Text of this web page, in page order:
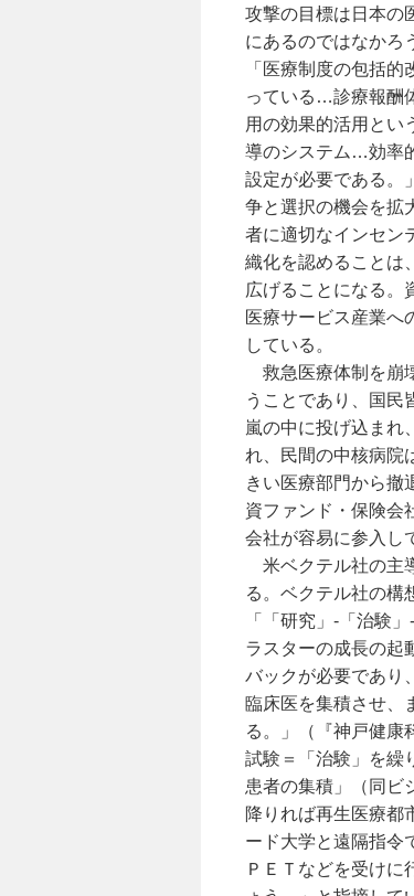
攻撃の目標は日本の
にあるのではなかろ
「医療制度の包括
っている…診療報酬
用の効果的活用とい
導のシステム…効率
設定が必要である。
争と選択の機会を拡
者に適切なインセン
織化を認めることは
広げることになる。
医療サービス産業へ
している。
救急医療体制を崩
うことであり、国民
嵐の中に投げ込まれ
れ、民間の中核病院
きい医療部門から撤
資ファンド・保険会
会社が容易に参入し
米ベクテル社の主
る。ベクテル社の構
「「研究」-「治験
ラスターの成長の起
バックが必要であり
臨床医を集積させ、
る。」（『神戸健康
試験＝「治験」を繰
患者の集積」（同ビ
降りれば再生医療都
ード大学と遠隔指令
ＰＥＴなどを受けに